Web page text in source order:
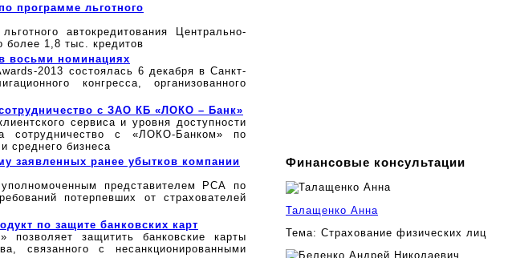
программе льготного
автокредитования Центрально-
1,8 тыс. кредитов
восьми номинациях
2013 состоялась 6 декабря в Санкт-
конгресса, организованного
с ЗАО КБ «ЛОКО – Банк»
сервиса и уровня доступности
сотрудничество с «ЛОКО-Банком» по
среднего бизнеса
заявленных ранее убытков компании
представителем РСА по
потерпевших от страхователей
по защите банковских карт
защитить банковские карты
связанного с несанкционированными
Финансовые консультации
Талащенко Анна
Тема: Страхование физических лиц